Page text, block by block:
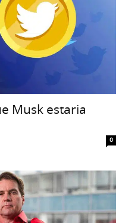
Musk estaria
0